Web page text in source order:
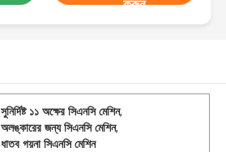
করুন
সুনির্দিষ্ট ১১ অক্ষের সিএনসি মেশিন,
অলঙ্কারের জন্য সিএনসি মেশিন,
ধাতব গয়না সিএনসি মেশিন